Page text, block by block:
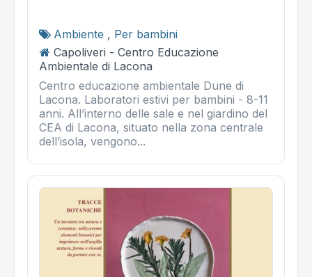
Ambiente , Per bambini
Capoliveri - Centro Educazione
Ambientale di Lacona
Centro educazione ambientale Dune di
Lacona. Laboratori estivi per bambini - 8-11
anni. All’interno delle sale e nel giardino del
CEA di Lacona, situato nella zona centrale
dell’isola, vengono...